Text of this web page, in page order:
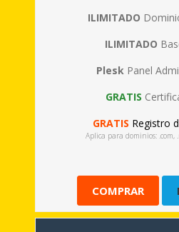
ILIMITADO
ILIMITADO
PleskPanel
GRATIS
GRATIS Registro
Aplica para dominios: .com,
COMPRAR